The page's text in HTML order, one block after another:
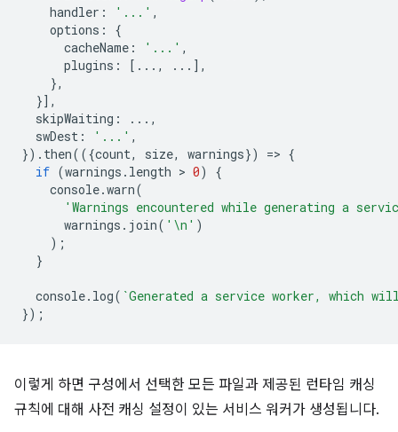
handler : '...' ,
options :
{
cacheName : '...' ,
plugins : [...,
...],
},
}],
skipWaiting :
...,
swDest : '...' ,
}). then(({count, size, warnings}) => {
if (warnings . length > 0)
{
console.warn(
'Warnings encountered while generating a
warnings . join( '\n' )
);
}
console. log( `Generated a service worker, which
});
이렇게 하면 구성에서 선택한 모든 파일과 제공된 런타임 캐싱
규칙에 대해 사전 캐싱 설정이 있는 서비스 워커가 생성됩니다.